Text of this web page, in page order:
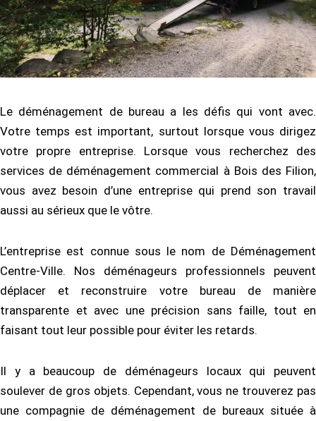
Le déménagement de bureau a les défis qui vont avec.
Votre temps est important, surtout lorsque vous dirigez
votre propre entreprise. Lorsque vous recherchez des
services de déménagement commercial à Bois des Filion,
vous avez besoin d’une entreprise qui prend son travail
aussi au sérieux que le vôtre.
L’entreprise est connue sous le nom de Déménagement
Centre-Ville. Nos déménageurs professionnels peuvent
déplacer et reconstruire votre bureau de manière
transparente et avec une précision sans faille, tout en
faisant tout leur possible pour éviter les retards.
Il y a beaucoup de déménageurs locaux qui peuvent
soulever de gros objets. Cependant, vous ne trouverez pas
une compagnie de déménagement de bureaux située à